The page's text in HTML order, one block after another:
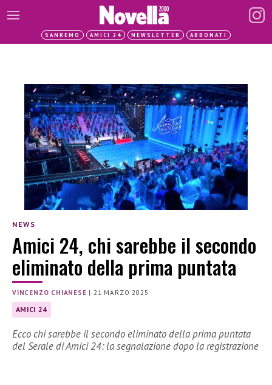
SANREMO AMICI 24 NEWSLETTER ABBONATI
NEWS
Amici 24, chi sarebbe il secondo
eliminato della prima puntata
VINCENZO CHIANESE |21 MARZO 2025
AMICI 24
Ecco chi sarebbe il secondo eliminato della prima puntata
del Serale di Amici 24: la segnalazione dopo la registrazione